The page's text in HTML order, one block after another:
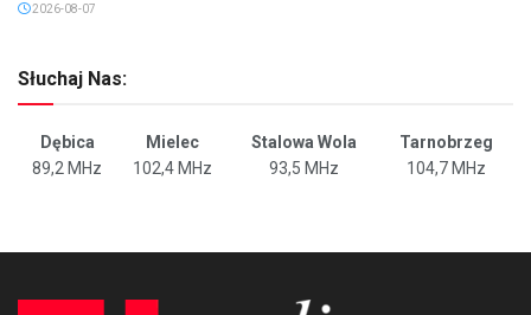
2026-08-07
Słuchaj Nas:
Dębica Mielec Stalowa Wola
Tarnobrzeg
89,2 MHz
102,4 MHz 93,5 MHz 104,7 MHz